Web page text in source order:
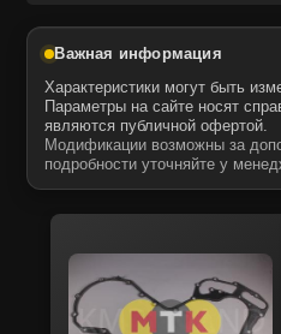
предлагая
Толкатель 7E-6794
применяемой в
хозяйстве и
Мы — официальный
Brand в России. Все
гарантией
Важная информация
Характеристики могут быть
Параметры на сайте носят
являются публичной офертой.
Модификации возможны за
подробности уточняйте у